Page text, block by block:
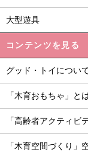
大型遊具
コンテンツを見る
グッド・トイについ
「木育おもちゃ」と
「高齢者アクティビ
「木育空間づくり」